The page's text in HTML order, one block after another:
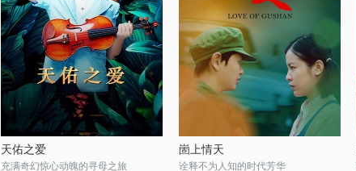
天佑之爱
充满奇幻惊心动魄的寻母之旅
崮上情天
诠释不为人知的时代芳华